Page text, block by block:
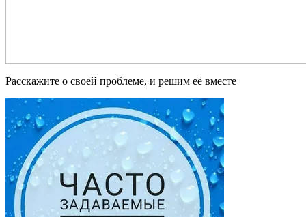
Расскажите о своей проблеме, и решим её вместе